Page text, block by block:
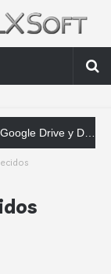
que las empresas deberían